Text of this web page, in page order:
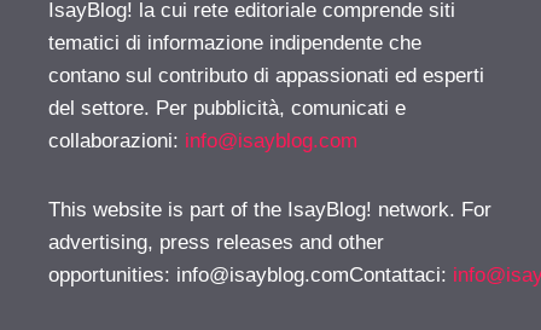
IsayBlog! la cui rete editoriale comprende siti
tematici di informazione indipendente che
contano sul contributo di appassionati ed esperti
del settore. Per pubblicità, comunicati e
collaborazioni: info@isayblog.com
This website is part of the IsayBlog! network. For
advertising, press releases and other
opportunities: info@isayblog.comContattaci: